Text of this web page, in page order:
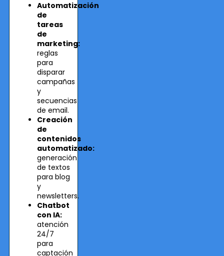
Automatización
de
tareas
de
marketing:
reglas
para
disparar
campañas
y
secuencias
de email.
Creación
de
contenidos
automatizado:
generación
de textos
para blog
y
newsletters.
Chatbot
con IA:
atención
24/7
para
captación